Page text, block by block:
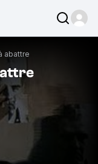
abattre